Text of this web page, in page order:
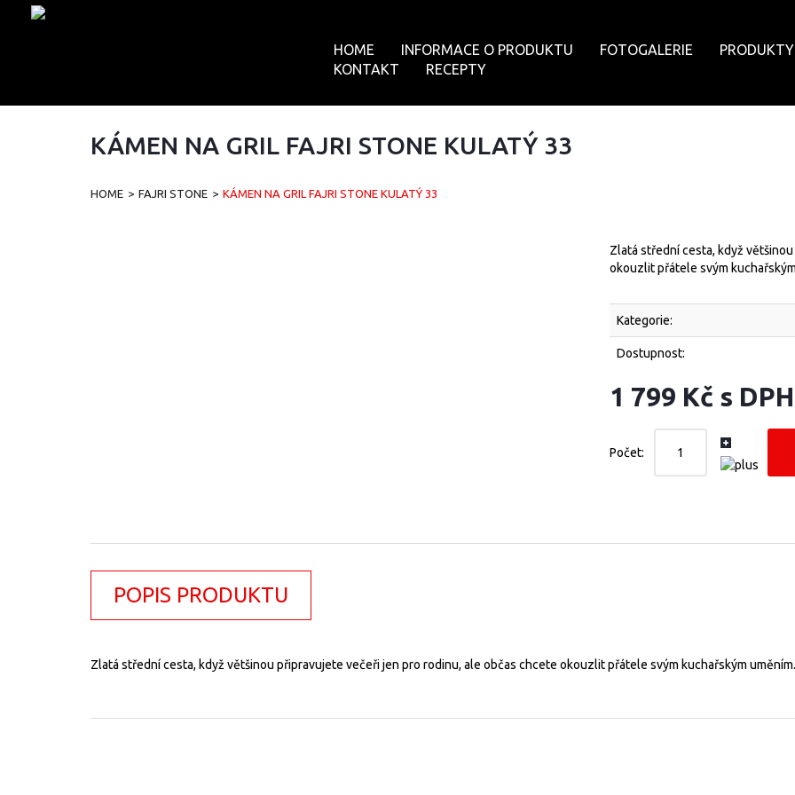
HOME INFORMACE O PRODUKTU FOTOGALERIE
PRODUKTY
KONTAKT
RECEPTY
KÁMEN NA GRIL FAJRI STONE KULATÝ 33
HOME > FAJRI STONE > KÁMEN NA GRIL FAJRI STONE KULATÝ 33
Zlatá střední cesta, když
okouzlit přátele svým
Kategorie:
Dostupnost:
1 799 Kč s DPH
Počet:
POPIS PRODUKTU
Zlatá střední cesta, když většinou připravujete večeři jen pro rodinu, ale občas chcete okouzlit přátele svým kuchařským uměním.